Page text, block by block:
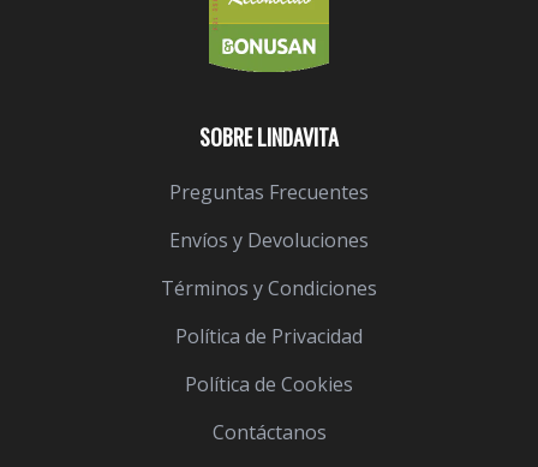
SOBRE LINDAVITA
Preguntas Frecuentes
Envíos y Devoluciones
Términos y Condiciones
Política de Privacidad
Política de Cookies
Contáctanos